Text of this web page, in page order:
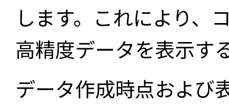
します。これにより、
高精度データを表示す
データ作成時点および